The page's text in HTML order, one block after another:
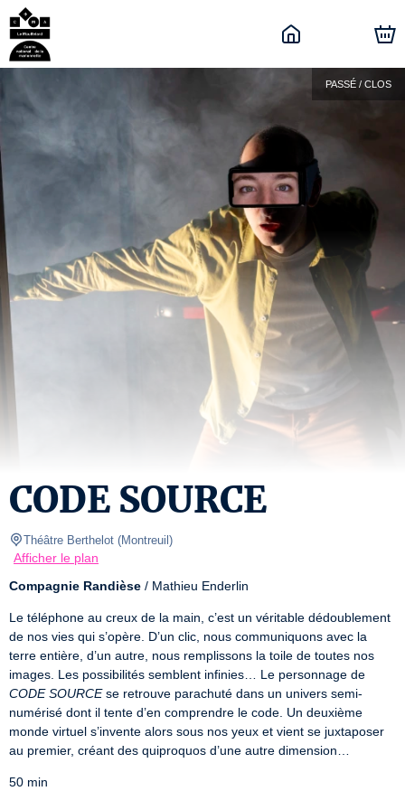
PASSÉ / CLOS
CODE SOURCE
Théâtre Berthelot (Montreuil )
Afficher le plan
Compagnie Randièse / Mathieu Enderlin
Le téléphone au creux de la main, c’est un véritable dédoublement
de nos vies qui s’opère. D’un clic, nous communiquons avec la
terre entière, d’un autre, nous remplissons la toile de toutes nos
CODE SOURCE se retrouve parachuté dans un univers semi-
numérisé dont il tente d’en comprendre le code. Un deuxième
monde virtuel s’invente alors sous nos yeux et vient se juxtaposer
au premier, créant des quiproquos d’une autre dimension…
50 min